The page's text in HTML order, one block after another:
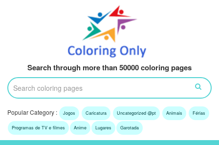
Search through more than 50000 coloring pages
Popular Category : Jogos Caricatura Uncategorized @pt Animais Férias
Programas de TV e filmes Anime Lugares Garotada